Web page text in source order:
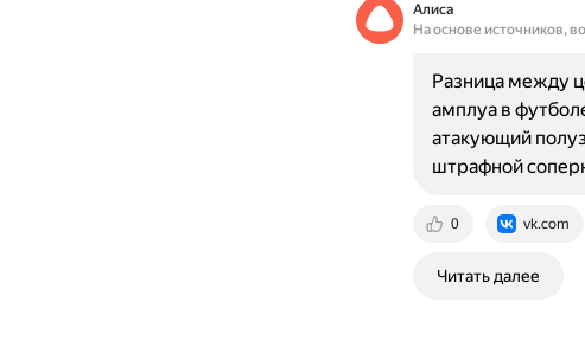
Алиса
На основе источников,
0 vk.com
Разница между
амплуа в
атакующий
штрафной
Читать далее